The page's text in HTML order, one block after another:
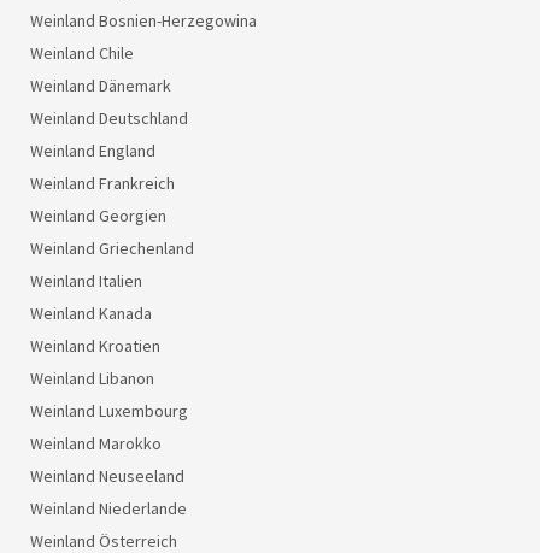
Weinland Bosnien-Herzegowina
Weinland Chile
Weinland Dänemark
Weinland Deutschland
Weinland England
Weinland Frankreich
Weinland Georgien
Weinland Griechenland
Weinland Italien
Weinland Kanada
Weinland Kroatien
Weinland Libanon
Weinland Luxembourg
Weinland Marokko
Weinland Neuseeland
Weinland Niederlande
Weinland Österreich